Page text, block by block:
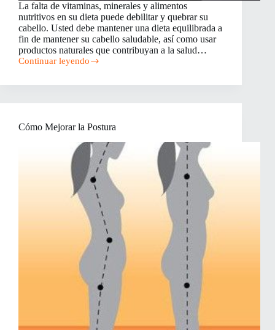
La falta de vitaminas, minerales y alimentos
nutritivos en su dieta puede debilitar y quebrar su
cabello. Usted debe mantener una dieta equilibrada a
fin de mantener su cabello saludable, así como usar
productos naturales que contribuyan a la salud…
Continuar leyendo
Cómo
el
Cómo Mejorar la Postura